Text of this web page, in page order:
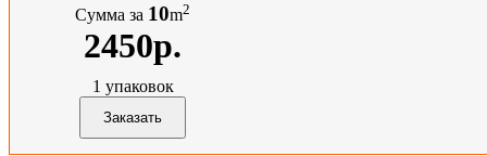
Сумма за 10m2
2450р.
1 упаковок